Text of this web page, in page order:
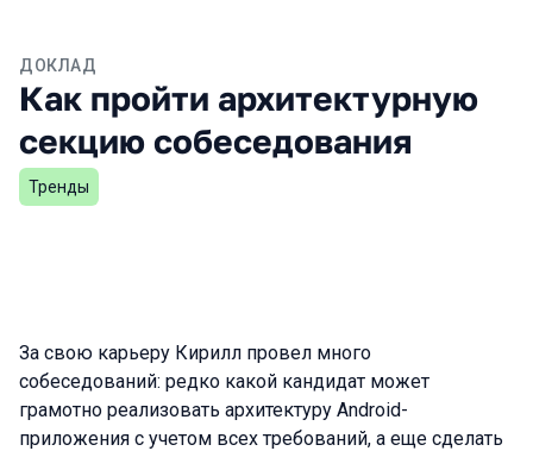
ДОКЛАД
Как пройти архитектурную
секцию собеседования
Тренды
За свою карьеру Кирилл провел много
собеседований: редко какой кандидат может
грамотно реализовать архитектуру Android-
приложения с учетом всех требований, а еще сделать